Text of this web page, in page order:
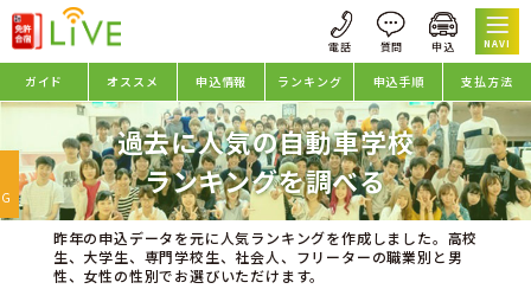
NAVI
ガイド オススメ 申込情報 ランキング 申込手順 支払方法
過去に人気の自動車学校
ランキングを調べる
昨年の申込データを元に人気ランキングを作成しました。高校
生、大学生、専門学校生、社会人、フリーターの職業別と男
性、女性の性別でお選びいただけます。